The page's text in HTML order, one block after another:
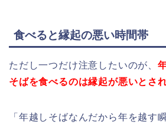
食べると縁起の悪い時間帯
ただし一つだけ注意したいのが、
そばを食べるのは縁起が悪いとさ
「年越しそばなんだから年を越す